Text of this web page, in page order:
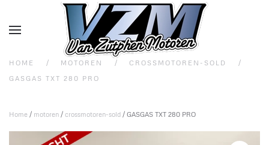
Overslaan en naar de inhoud gaan
HOME MOTOREN
CROSSMOTOREN-SOLD
GASGAS TXT 280 PRO
Home / motoren / crossmotoren-sold / GASGAS TXT 280 PRO